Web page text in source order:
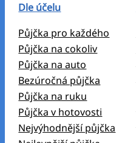
Dle účelu
Půjčka pro každého
Půjčka na cokoliv
Půjčka na auto
Bezúročná půjčka
Půjčka na ruku
Půjčka v hotovosti
Nejvýhodnější půjčka